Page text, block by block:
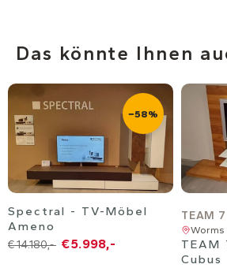
Das könnte Ihnen
−58%
Spectral - TV-Möbel
Ameno
€ 14.180,- € 5.998,-
TEAM 7
Worms
Cubus